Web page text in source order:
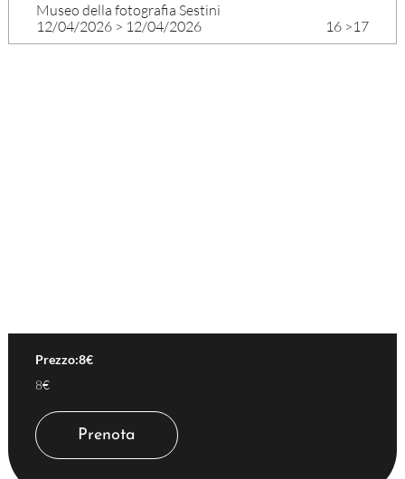
Museo della fotografia Sestini
12/04/2026> 12/04/2026 16 >17
Prezzo:8€
8€
Prenota